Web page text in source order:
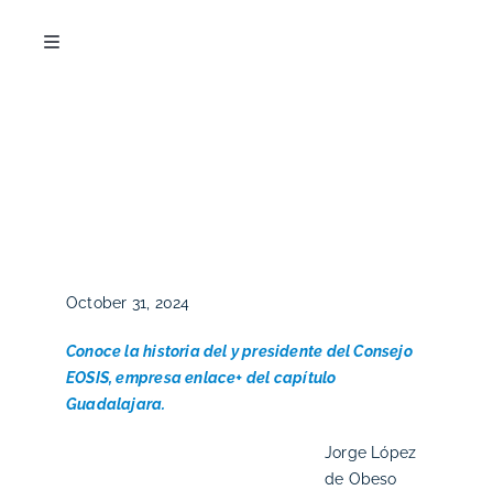
Toggle
NOVEDADES
BLOG
October 31, 2024
Conoce la historia del y presidente del Consejo
EOSIS, empresa enlace+ del capítulo
Guadalajara.
Jorge López
de Obeso